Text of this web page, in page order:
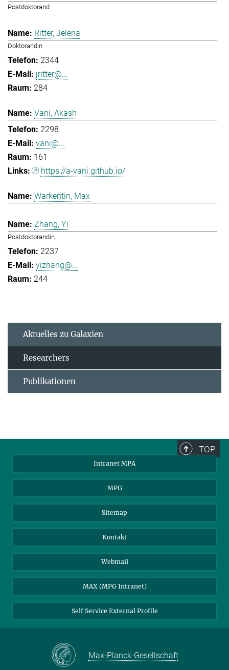
Postdoktorand
Ritter, Jelena
Doktorandin
2344
jritter@...
284
Vani, Akash
2298
vani@...
161
https://a-vani.github.io/
Warkentin, Max
Zhang, Yi
Postdoktorandin
2237
yizhang@...
244
Aktuelles zu Galaxien
Researchers
Publikationen
TOP
Intranet MPA
MPG
Sitemap
Kontakt
Webmail
MAX (MPG Intranet)
Self Service External Profile
Max-Planck-Gesellschaft